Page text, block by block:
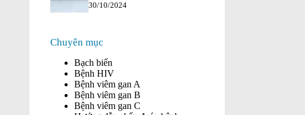
30/10/2024
Chuyên mục
Bạch biến
Bệnh HIV
Bệnh viêm gan A
Bệnh viêm gan B
Bệnh viêm gan C